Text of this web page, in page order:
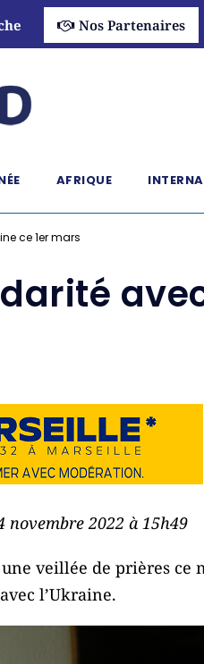
Nos Partenaires
AFRIQUE
ce 1er mars
novembre 2022 à 15h49
veillée de prières ce
l’Ukraine.